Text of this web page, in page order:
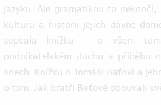
jazyku. Ale gramatikou to
kulturu a historii jejich dávné
sepsala knížku – o všem
podnikatelském duchu a příběhu
snech. Knížku o Tomáši Baťovi a
o tom, Jak bratři Baťové obouvali